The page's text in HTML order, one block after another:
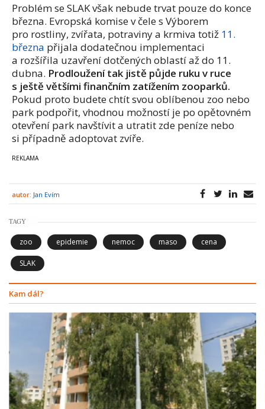
Problém se SLAK však nebude trvat pouze do konce
března. Evropská komise v čele s Výborem
pro rostliny, zvířata, potraviny a krmiva totiž 11.
března přijala dodatečnou implementaci
a rozšířila uzavření dotčených oblastí až do 11.
dubna. Prodloužení tak jistě půjde ruku v ruce
s ještě většími finančním zatížením zooparků.
Pokud proto budete chtít svou oblíbenou zoo nebo
park podpořit, vhodnou možností je po opětovném
otevření park navštívit a utratit zde peníze nebo
si případně adoptovat zvíře.
autor: Jan Evím
TAGY
zoo epidemie nemoc maso cena
SLAK
Kam dál?